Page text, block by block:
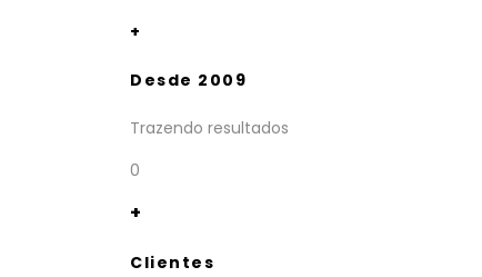
+
Desde 2009
Trazendo resultados
0
+
Clientes